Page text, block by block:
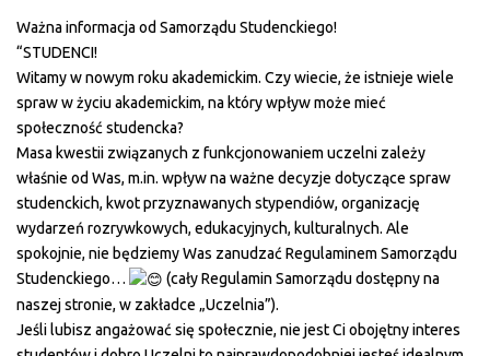
Ważna informacja od Samorządu Studenckiego!
“STUDENCI!
Witamy w nowym roku akademickim. Czy wiecie, że istnieje wiele
spraw w życiu akademickim, na który wpływ może mieć
społeczność studencka?
Masa kwestii związanych z funkcjonowaniem uczelni zależy
właśnie od Was, m.in. wpływ na ważne decyzje dotyczące spraw
studenckich, kwot przyznawanych stypendiów, organizację
wydarzeń rozrywkowych, edukacyjnych, kulturalnych. Ale
spokojnie, nie będziemy Was zanudzać Regulaminem Samorządu
Studenckiego…
(cały Regulamin Samorządu dostępny na
naszej stronie, w zakładce „Uczelnia”).
Jeśli lubisz angażować się społecznie, nie jest Ci obojętny interes